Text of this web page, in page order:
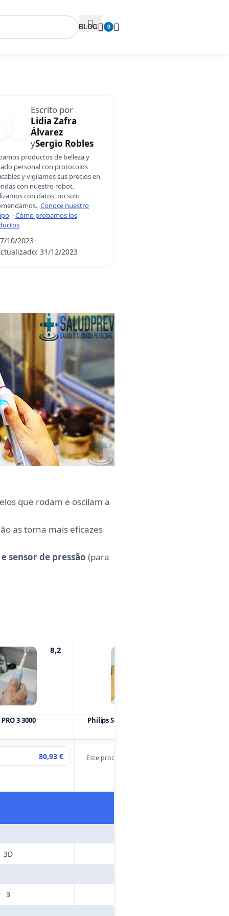
BLOG 0
Escrito por
Lidia Zafra
Álvarez
ySergio Robles
productos de belleza y
personal con protocolos
y vigilamos sus precios en
con nuestro robot.
con datos, no solo
Conoce nuestro
·Cómo probamos los
10/2023·
31/12/2023
que rodam e oscilam a
as torna mais eficazes
sensor de pressão (para
8,2
3 3000 Philips Sonicare ProtectiveClean
80,93 €
Este produto não está disponível de
3D
3